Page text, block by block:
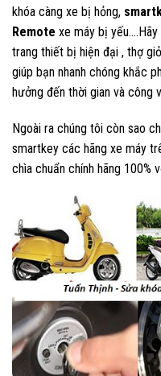
khóa càng xe bị hỏng,
Remote xe máy bị
trang thiết bị hiện đại , thợ
giúp bạn nhanh chóng khắc
hưởng đến thời gian và công
Ngoài ra chúng tôi còn sao
smartkey các hãng xe máy
chìa chuẩn chính hãng